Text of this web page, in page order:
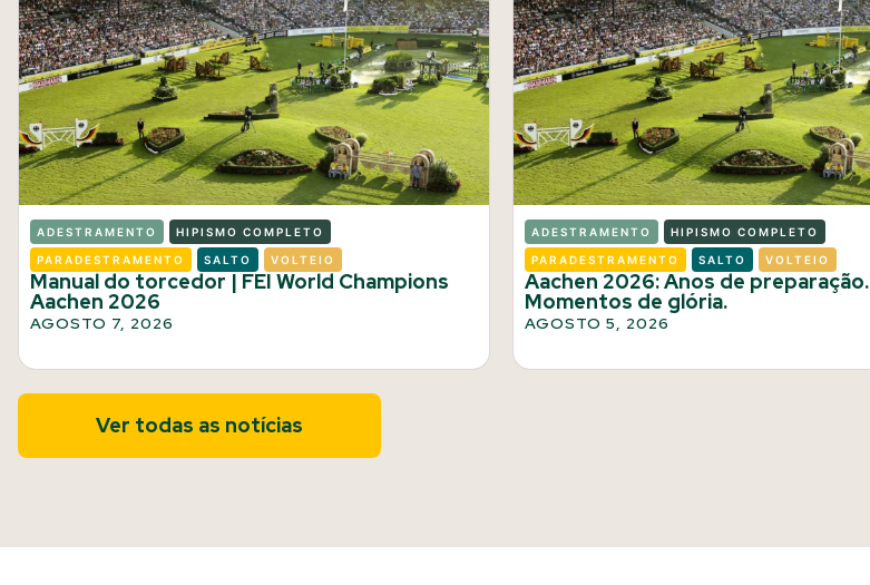
ADESTRAMENTO HIPISMO COMPLETO
PARADESTRAMENTO SALTO VOLTEIO
Manual do torcedor | FEI World Champions
Aachen 2026
AGOSTO 7, 2026
ADESTRAMENTO HIPISMO COMPLETO
PARADESTRAMENTO SALTO VOLTEIO
Aachen 2026: Anos de preparação.
Momentos de glória.
AGOSTO 5, 2026
Ver todas as notícias